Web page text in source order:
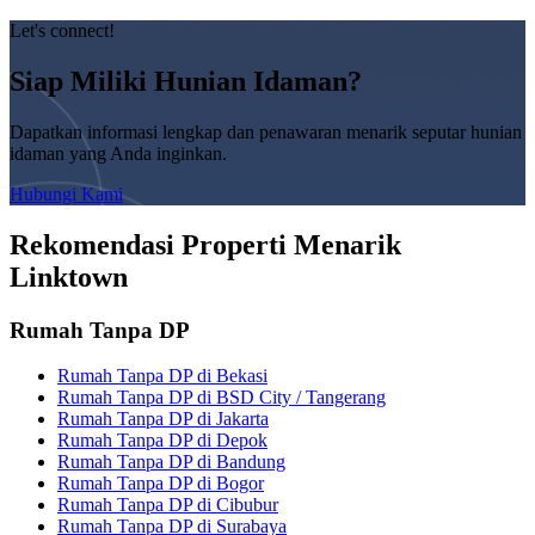
Let's connect!
Siap Miliki Hunian Idaman?
Dapatkan informasi lengkap dan penawaran menarik seputar hunian
idaman yang Anda inginkan.
Hubungi Kami
Rekomendasi Properti Menarik
Linktown
Rumah Tanpa DP
Rumah Tanpa DP di Bekasi
Rumah Tanpa DP di BSD City / Tangerang
Rumah Tanpa DP di Jakarta
Rumah Tanpa DP di Depok
Rumah Tanpa DP di Bandung
Rumah Tanpa DP di Bogor
Rumah Tanpa DP di Cibubur
Rumah Tanpa DP di Surabaya